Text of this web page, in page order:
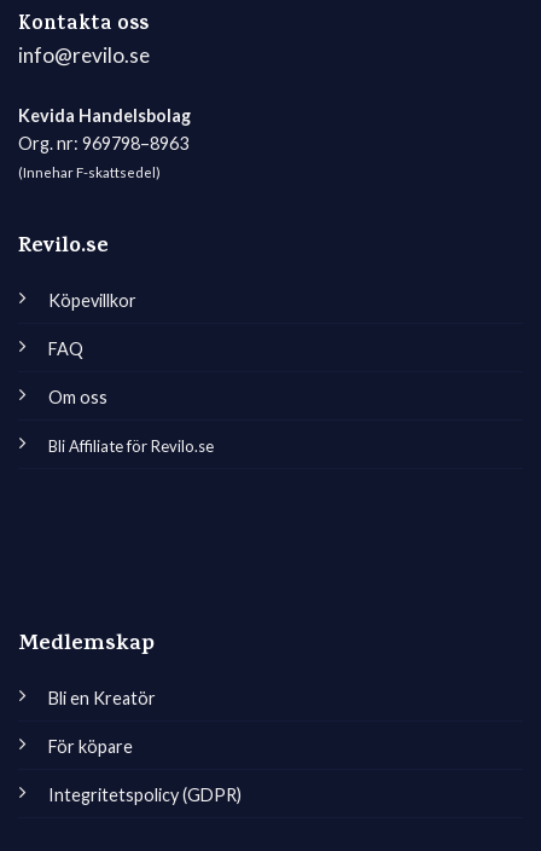
Kontakta oss
info@revilo.se
Kevida Handelsbolag
Org. nr: 969798–8963
(Innehar F-skattsedel)
Revilo.se
Köpevillkor
FAQ
Om oss
Bli Affiliate för Revilo.se
Medlemskap
Bli en Kreatör
För köpare
Integritetspolicy (GDPR)